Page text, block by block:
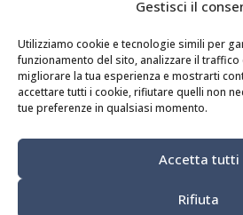
Gestisci il
Utilizziamo cookie e tecnologie simili per
funzionamento del sito, analizzare il
migliorare la tua esperienza e mostrarti
accettare tutti i cookie, rifiutare quelli non
tue preferenze in qualsiasi momento.
Accetta tutti
Rifiuta
Ambra s.r.l. - P.IVA
Privacy Policy-Cookie
condizioni